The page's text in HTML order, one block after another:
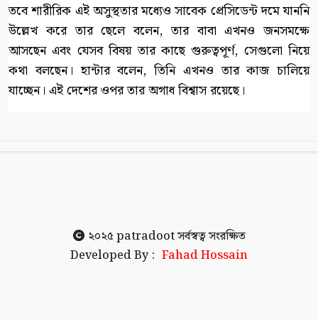
তবে শারীরিক এই অসুস্থতার মধ্যেও সাবেক প্রেসিডেন্ট দমে যাননি
উল্লেখ করে তার ছেলে বলেন, তার বাবা এখনও জনসমক্ষে
আসছেন এবং যেসব বিষয় তার কাছে গুরুত্বপূর্ণ, সেগুলো নিয়ে
কথা বলছেন। হান্টার বলেন, তিনি এখনও তার কাজ চালিয়ে
যাচ্ছেন। এই দেশের ওপর তার অগাধ বিশ্বাস রয়েছে।
২০২৫ patradootসর্বস্বত্ব সংরক্ষিত
Developed By : Fahad Hossain